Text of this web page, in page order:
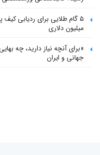
۵ گام طلایی برای ردیابی
میلیون دلاری
«برای آنچه نیاز دارید، چه
جهانی و ایران